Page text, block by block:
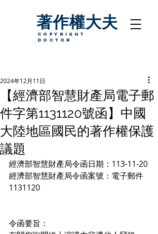
著作權大夫
copyright
Doctor
【經濟部智慧財產局電子郵
件字第1131120號函】中國
大陸地區國民的著作權保護
議題
2024年12月11日
經濟部智慧財產局令函日期：113-11-20
經濟部智慧財產局令函案號：電子郵件
1131120
令函要旨：